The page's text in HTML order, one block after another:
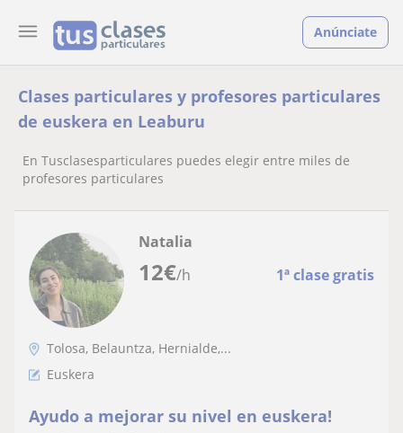
Anúnciate
Clases particulares y profesores particulares
de euskera en Leaburu
En Tusclasesparticulares puedes elegir entre miles de
profesores particulares
12€/h 1ª clase gratis
Natalia
Tolosa, Belauntza, Hernialde,...
Euskera
Ayudo a mejorar su nivel en euskera!